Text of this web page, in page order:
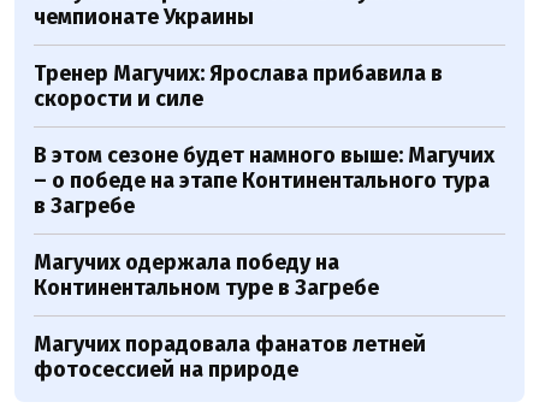
чемпионате Украины
Тренер Магучих: Ярослава прибавила в
скорости и силе
В этом сезоне будет намного выше: Магучих
– о победе на этапе Континентального тура
в Загребе
Магучих одержала победу на
Континентальном туре в Загребе
Магучих порадовала фанатов летней
фотосессией на природе